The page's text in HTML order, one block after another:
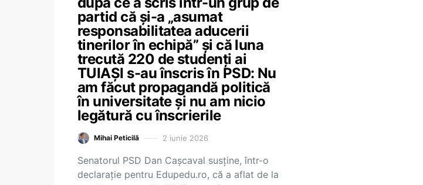
partid că și-a „asumat
responsabilitatea aducerii
tinerilor în echipă” și că luna
trecută 220 de studenți ai
TUIAȘI s-au înscris în PSD: Nu
am făcut propagandă politică
în universitate și nu am nicio
legătură cu înscrierile
Mihai Peticilă 2 iunie 2026
Senatorul PSD Dan Cașcaval susține, într-o
declarație pentru Edupedu.ro, că a aflat de la